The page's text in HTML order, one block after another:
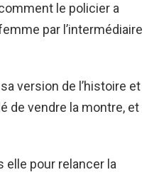
le policier a
par l’intermédiaire
version de l’histoire et
de vendre la montre, et
elle pour relancer la